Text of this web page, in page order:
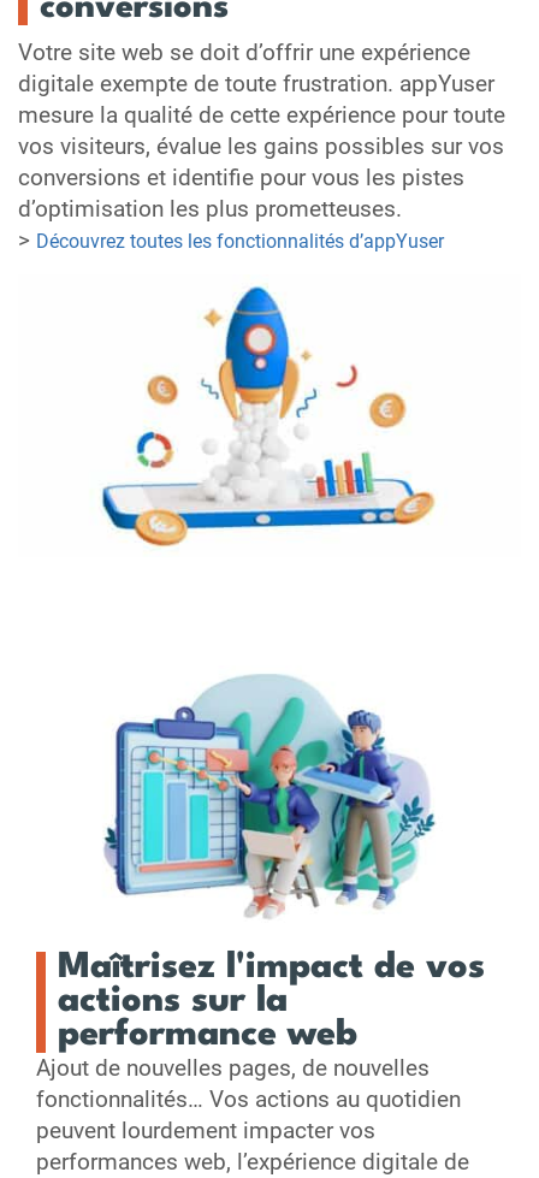
conversions
Votre site web se doit d’offrir une expérience
digitale exempte de toute frustration. appYuser
mesure la qualité de cette expérience pour toute
vos visiteurs, évalue les gains possibles sur vos
conversions et identifie pour vous les pistes
d’optimisation les plus prometteuses.
> Découvrez toutes les fonctionnalités d’appYuser
Maîtrisez l'impact de vos
actions sur la
performance web
Ajout de nouvelles pages, de nouvelles
fonctionnalités… Vos actions au quotidien
peuvent lourdement impacter vos
performances web, l’expérience digitale de